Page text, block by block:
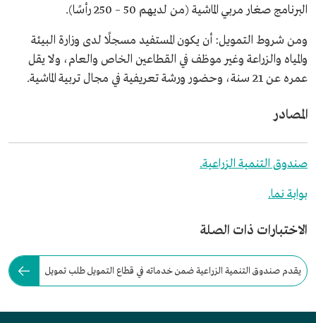
البرنامج صغار مربي الماشية (من لديهم 50 – 250 رأسًا).
ومن شروط التمويل: أن يكون المستفيد مسجلًا لدى وزارة البيئة
والمياه والزراعة وغير موظف في القطاعين الخاص والعام، ولا يقل
عمره عن 21 سنة، وحضور ورشة تعريفية في مجال تربية الماشية.
المصادر
صندوق التنمية الزراعية.
بوابة نما.
الاختبارات ذات الصلة
يقدم صندوق التنمية الزراعية ضمن خدماته في قطاع التمويل طلب تمويل